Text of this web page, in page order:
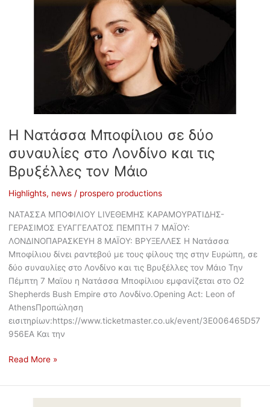
Η Νατάσσα Μποφίλιου σε δύο
συναυλίες στο Λονδίνο και τις
Βρυξέλλες τον Μάιο
Highlights, news/ prospero productions
ΝΑΤΑΣΣΑ ΜΠΟΦΙΛΙΟΥ LIVEΘΕΜΗΣ ΚΑΡΑΜΟΥΡΑΤΙΔΗΣ-
ΓΕΡΑΣΙΜΟΣ ΕΥΑΓΓΕΛΑΤΟΣ ΠΕΜΠΤΗ 7 ΜΑΪΟΥ:
ΛΟΝΔΙΝΟΠΑΡΑΣΚΕΥΗ 8 ΜΑΪΟΥ: ΒΡΥΞΕΛΛΕΣ Η Νατάσσα
Μποφίλιου δίνει ραντεβού με τους φίλους της στην Ευρώπη, σε
δύο συναυλίες στο Λονδίνο και τις Βρυξέλλες τον Μάιο Την
Πέμπτη 7 Μαϊου η Νατάσσα Μποφίλιου εμφανίζεται στο O2
Shepherds Bush Empire στο Λονδίνο.Opening Act: Leon of
AthensΠροπώληση
εισιτηρίων:https://www.ticketmaster.co.uk/event/3E006465D57
956EA Και την
Read More »